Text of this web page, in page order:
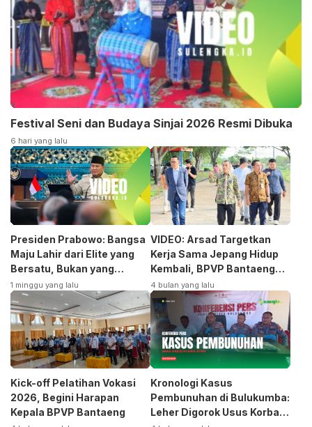
Festival Seni dan Budaya Sinjai 2026 Resmi Dibuka
6 hari yang lalu
Presiden Prabowo: Bangsa
Maju Lahir dari Elite yang
Bersatu, Bukan yang
Terpecah
1 minggu yang lalu
VIDEO: Arsad Targetkan
Kerja Sama Jepang Hidup
Kembali, BPVP Bantaeng
Siap Bangkitkan Jurusan
Otomotif
4 bulan yang lalu
Kick-off Pelatihan Vokasi
2026, Begini Harapan
Kepala BPVP Bantaeng
Kronologi Kasus
Pembunuhan di Bulukumba:
Leher Digorok Usus Korban